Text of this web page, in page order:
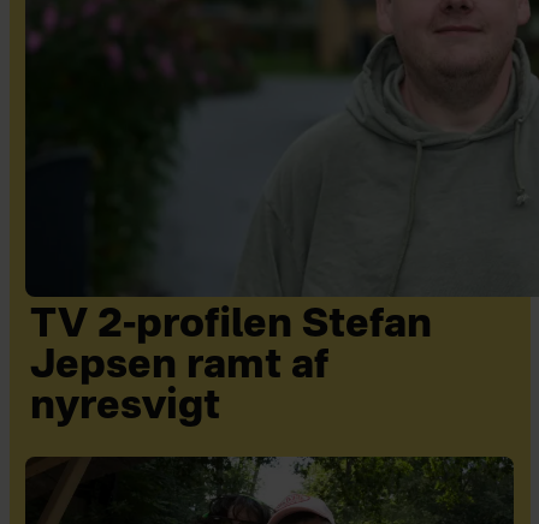
TV 2-profilen Stefan
Jepsen ramt af
nyresvigt